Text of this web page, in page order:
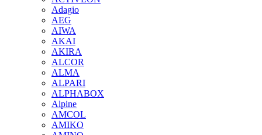
Adagio
AEG
AIWA
AKAI
AKIRA
ALCOR
ALMA
ALPARI
ALPHABOX
Alpine
AMCOL
AMIKO